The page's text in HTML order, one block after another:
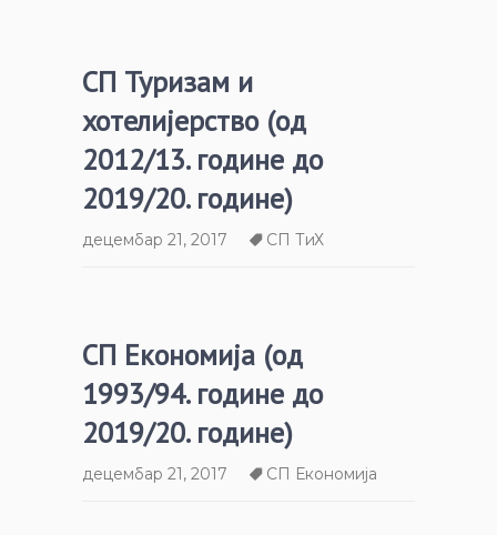
СП Туризам и
хотелијерство (од
2012/13. године до
2019/20. године)
децембар 21, 2017 СП ТиХ
СП Економија (од
1993/94. године до
2019/20. године)
децембар 21, 2017 СП Економија